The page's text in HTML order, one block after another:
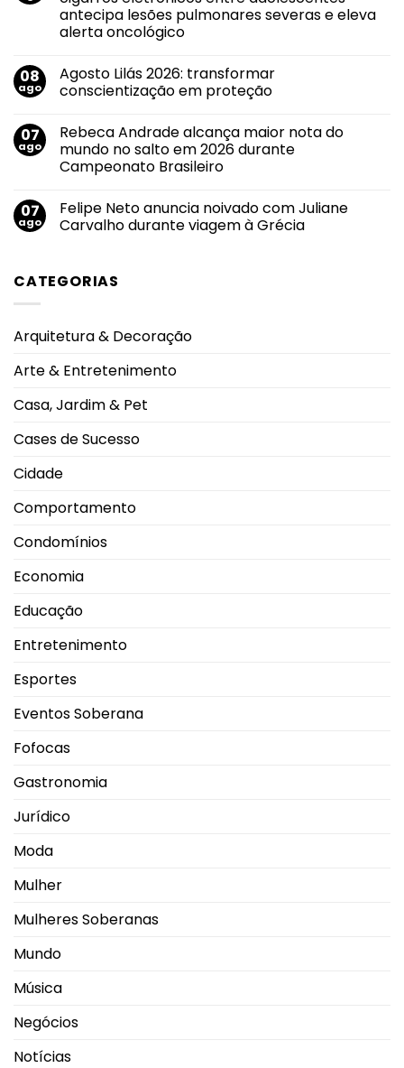
sucesso
de
Evandro
Jr.
em
roteiro
de
principais
emissoras
do
Triângulo
antecipa lesões pulmonares severas e eleva
alerta oncológico
em
Agosto
Branco:
uso
de
cigarros
eletrônicos
antecipa
lesões
pulmonares
oncológico
08
ago
Agosto Lilás 2026: transformar
conscientização em proteção
em
Agosto
Lilás
2026:
transformar
em
proteção
07
ago
Rebeca Andrade alcança maior nota do
mundo no salto em 2026 durante
Campeonato Brasileiro
em
Rebeca
Andrade
do
mundo
2026
Brasileiro
07
ago
Felipe Neto anuncia noivado com Juliane
Carvalho durante viagem à Grécia
Felipe
Neto
Juliane
viagem
CATEGORIAS
Arquitetura & Decoração
Arte & Entretenimento
Casa, Jardim & Pet
Cases de Sucesso
Cidade
Comportamento
Condomínios
Economia
Educação
Entretenimento
Esportes
Eventos Soberana
Fofocas
Gastronomia
Jurídico
Moda
Mulher
Mulheres Soberanas
Mundo
Música
Negócios
Notícias